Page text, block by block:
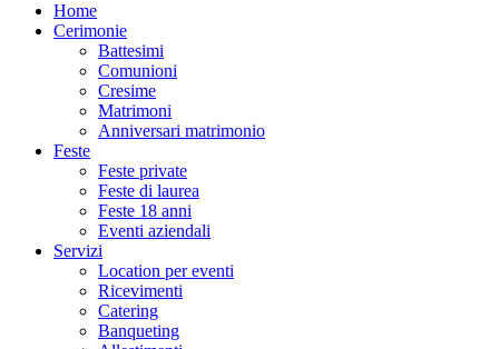
Home
Cerimonie
Battesimi
Comunioni
Cresime
Matrimoni
Anniversari matrimonio
Feste
Feste private
Feste di laurea
Feste 18 anni
Eventi aziendali
Servizi
Location per eventi
Ricevimenti
Catering
Banqueting